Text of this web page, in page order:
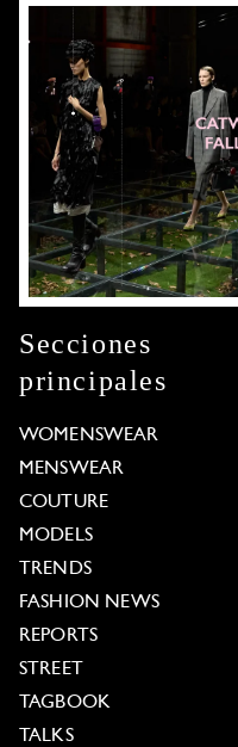
Secciones
principales
WOMENSWEAR
MENSWEAR
COUTURE
MODELS
TRENDS
FASHION NEWS
REPORTS
STREET
TAGBOOK
TALKS